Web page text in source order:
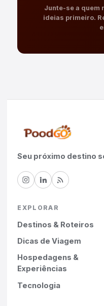
Junte-se a quem
ideias primeiro.
Seu próximo destino
EXPLORAR
Destinos & Roteiros
Dicas de Viagem
Hospedagens &
Experiências
Tecnologia